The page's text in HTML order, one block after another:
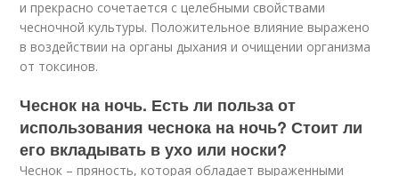
и прекрасно сочетается с целебными свойствами
чесночной культуры. Положительное влияние выражено
в воздействии на органы дыхания и очищении организма
от токсинов.
Чеснок на ночь. Есть ли польза от
использования чеснока на ночь? Стоит ли
его вкладывать в ухо или носки?
Чеснок – пряность, которая обладает выраженными